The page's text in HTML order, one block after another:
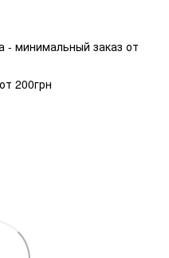
- минимальный заказ от
200грн